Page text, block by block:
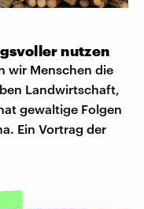
nutzen
wir Menschen die
Landwirtschaft,
gewaltige Folgen
Ein Vortrag der